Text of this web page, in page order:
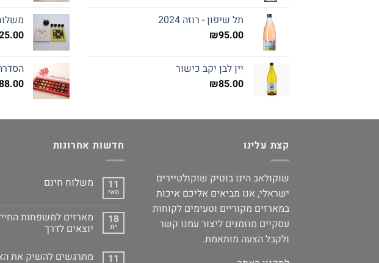
תל שיפון - רוזה 2024
₪95.00
יין לבן יקב כישור
₪85.00
קצת עלינו
שוקולאב הינו בוטיק שוקולטיירים
ישראלי, אנו מביאים אליכם איכות
במארזים מקוריים וטעימים לקוחות
עסקיים מוזמנים ליצור עמנו קשר
ולקבל הצעה מותאמת.
חדשות אחרונות
11
מאי
משלוח חינם
18
יונ
מארזים למשפחות
יוצאים לדרך
11 מתרגשים להשיק את